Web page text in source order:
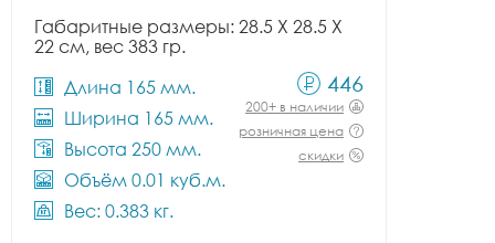
Габаритные размеры: 28.5 X 28.5 X
22 см, вес 383 гр.
Длина 165 мм.
Ширина 165 мм.
Высота 250 мм.
Объём 0.01 куб.м.
Вес: 0.383 кг.
446
200+ в наличии
розничная цена
скидки